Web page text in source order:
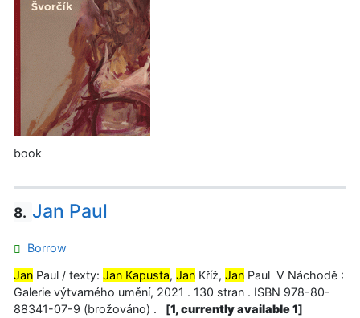
book
8. Jan Paul
Borrow
Jan Paul / texty: Jan Kapusta, Jan Kříž, Jan Paul V Náchodě :
Galerie výtvarného umění, 2021 . 130 stran . ISBN 978-80-
88341-07-9 (brožováno) .
[1, currently available 1]